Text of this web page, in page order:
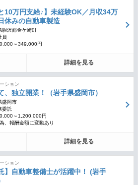
10万円支給♪】未経験OK／月収34万
休みの自動車製造
胆沢郡金ケ崎町
員
～349,000円
詳細を見る
ション
、独立開業！（岩手県盛岡市）
盛岡市
委託
～1,200,000円
、報酬金額に変動あり
詳細を見る
ション
】自動車整備士が活躍中！ (岩手